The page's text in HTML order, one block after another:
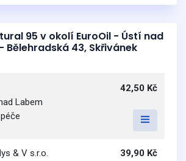
95 v okolí EuroOil - Ústí nad
Bělehradská 43, Skřivánek
Labem
42,50 Kč
& V s.r.o.
39,90 Kč